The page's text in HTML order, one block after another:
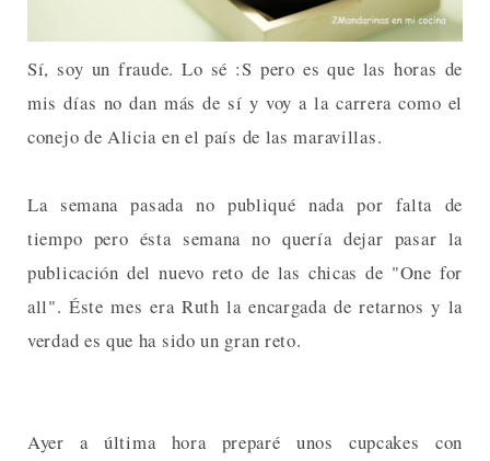
Sí, soy un fraude. Lo sé :S pero es que las horas de
mis días no dan más de sí y voy a la carrera como el
conejo de Alicia en el país de las maravillas.
La semana pasada no publiqué nada por falta de
tiempo pero ésta semana no quería dejar pasar la
publicación del nuevo reto de las chicas de "One for
all". Éste mes era Ruth la encargada de retarnos y la
verdad es que ha sido un gran reto.
Ayer a última hora preparé unos cupcakes con